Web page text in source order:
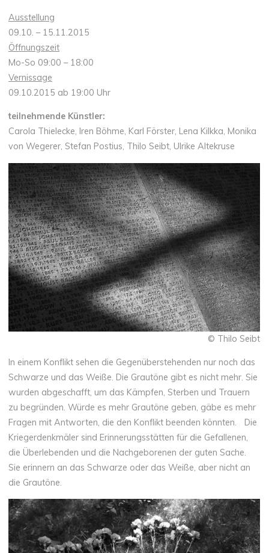
Ausstellung
09.10. – 15.11.2015
Öffnungszeit
Mo-So 09:00 – 18:00
Vernissage
09.10.2015 ab 19:00 Uhr
teilnehmende Künstler:
Carola Thielecke, Iren Böhme, Karl Förster, Lena Kilkka, Monika
von Wegerer, Stefan Postius, Thilo Seibt, Ulrike Altekruse
© Thilo Seibt
In einem Konflikt sehen die Gegenüberstehenden nur noch das
Schwarze und das Weiße. Die Grautöne gibt es nicht mehr. Sie
wurden abgeschafft, um das Kämpfen, Sterben und Trauern
zu begründen. Würde es mehr Grautöne geben, gäbe es mehr
Fragen mit Antworten, die den Konflikt beenden könnten. Die
Kriegerdenkmäler sind Erinnerungsstätten für die Gefallenen,
die Überlebenden und die Nachgeborenen der guten Sache.
Sie erinnern an das Schwarze oder das Weiße, aber nicht an
die Grautöne.